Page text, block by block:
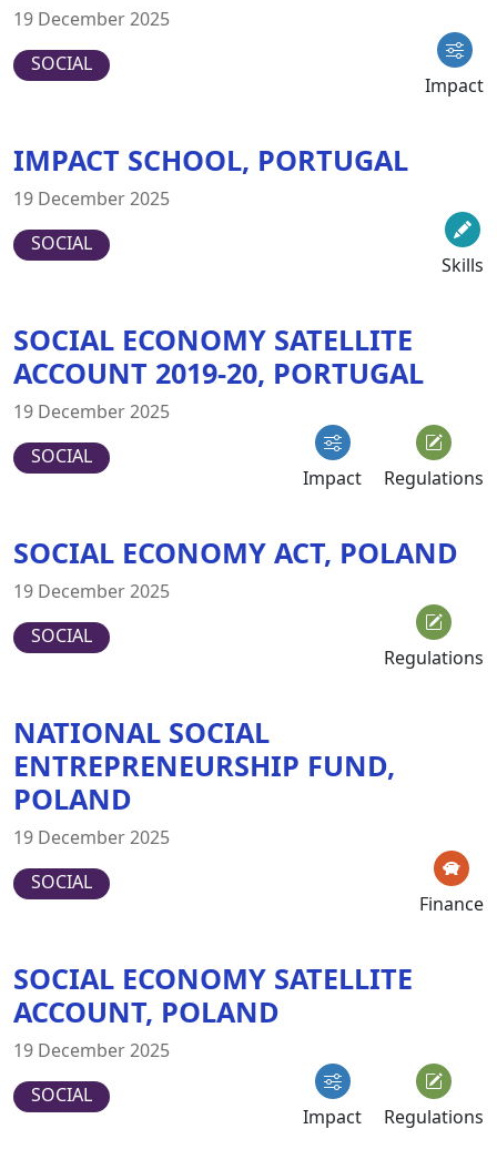
19 December 2025
SOCIAL
Impact
IMPACT SCHOOL, PORTUGAL
19 December 2025
SOCIAL
Skills
SOCIAL ECONOMY SATELLITE
ACCOUNT 2019-20, PORTUGAL
19 December 2025
SOCIAL
Impact
Regulations
SOCIAL ECONOMY ACT, POLAND
19 December 2025
SOCIAL
Regulations
NATIONAL SOCIAL
ENTREPRENEURSHIP FUND,
POLAND
19 December 2025
SOCIAL
Finance
SOCIAL ECONOMY SATELLITE
ACCOUNT, POLAND
19 December 2025
SOCIAL
Impact
Regulations